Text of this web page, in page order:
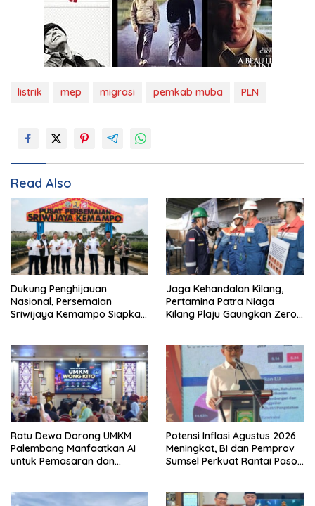
listrik mep migrasi pemkab muba PLN
Read Also
Dukung Penghijauan
Nasional, Persemaian
Sriwijaya Kemampo Siapkan
Jaga Kehandalan Kilang,
Pertamina Patra Niaga
Kilang Plaju Gaungkan Zero
Ratu Dewa Dorong UMKM
Palembang Manfaatkan AI
untuk Pemasaran dan
Potensi Inflasi Agustus 2026
Meningkat, BI dan Pemprov
Sumsel Perkuat Rantai Pasok